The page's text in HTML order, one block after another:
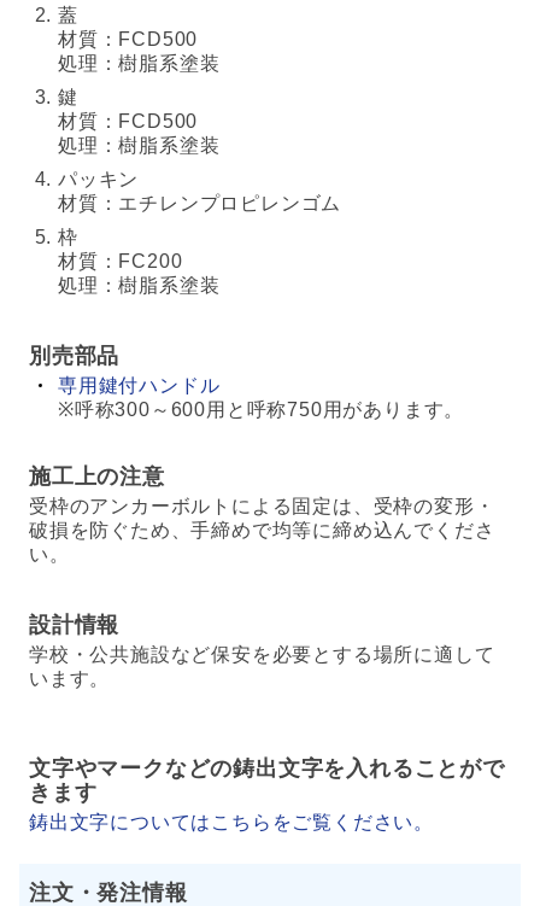
蓋
材質：FCD500
処理：樹脂系塗装
鍵
材質：FCD500
処理：樹脂系塗装
パッキン
材質：エチレンプロピレンゴム
枠
材質：FC200
処理：樹脂系塗装
別売部品
専用鍵付ハンドル
※呼称300～600用と呼称750用があります。
施工上の注意
受枠のアンカーボルトによる固定は、受枠の変形・
破損を防ぐため、手締めで均等に締め込んでくださ
い。
設計情報
学校・公共施設など保安を必要とする場所に適して
います。
文字やマークなどの鋳出文字を入れることがで
きます
鋳出文字についてはこちらをご覧ください。
注文・発注情報